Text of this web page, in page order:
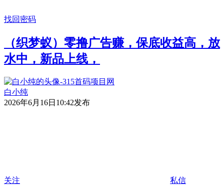
找回密码
（织梦蚁）零撸广告赚，保底收益高，放
水中，新品上线，
白小纯
2026年6月16日10:42发布
关注 私信